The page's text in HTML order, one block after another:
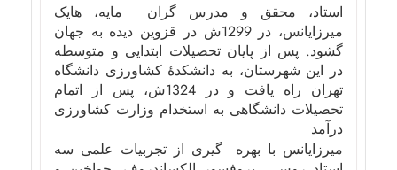
استاد، محقق و مدرس گران مایه، هایک
میرزایانس، در 1299ش در قزوین دیده به جهان
گشود. پس از پایان تحصیلات ابتدایی و متوسطه
در این شهرستان، به دانشکدۀ کشاورزی دانشگاه
تهران راه یافت و در 1324ش، پس از اتمام
تحصیلات دانشگاهی به استخدام وزارت کشاورزی
درآمد
میرزایانس با بهره گیری از تجربیات علمی سه